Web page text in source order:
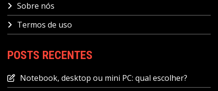
Sobre nós
Termos de uso
POSTS RECENTES
Notebook, desktop ou mini PC: qual escolher?